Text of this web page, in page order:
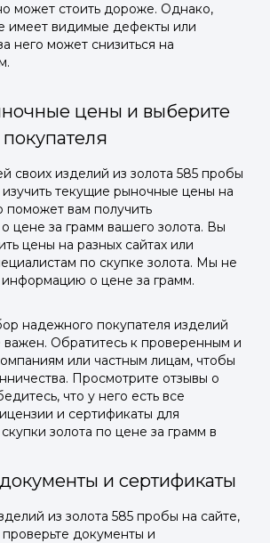
может стоить дороже. Однако,
имеет видимые дефекты или
него может снизиться на
цены и выберите
своих изделий из золота 585 пробы
текущие рыночные цены на
поможет вам получить
цене за грамм вашего золота. Вы
цены на разных сайтах или
по скупке золота. Мы не
о цене за грамм.
надежного покупателя изделий
важен. Обратитесь к проверенным и
или частным лицам, чтобы
Просмотрите отзывы о
что у него есть все
и сертификаты для
золота по цене за грамм в
и сертификаты
из золота 585 пробы на сайте,
документы и